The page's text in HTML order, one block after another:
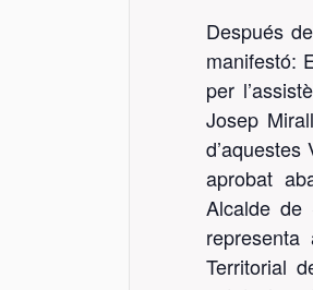
Después
manifestó:
per
Josep
aprobat
Alcalde de
Territorial